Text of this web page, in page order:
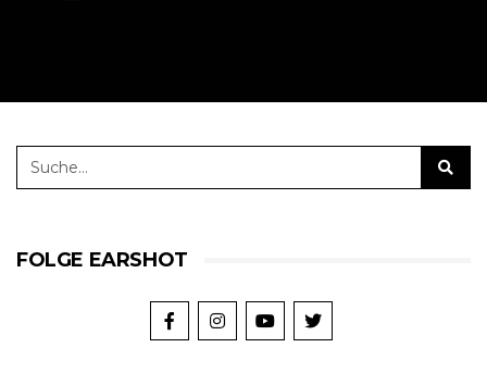
FOLGE EARSHOT